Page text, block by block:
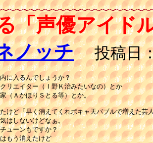
「声優アイド
ノッチ 投稿日：
に入るんでしょうか？
リエイター（Ｉ野Ｋ治みたいなの）とか
（ＡかほりＳとる等）とか。
けど「早く消えてくれボキャ天バブルで増えた芸
はしないけどなぁ。
ューンもですか？
もう消えたけど